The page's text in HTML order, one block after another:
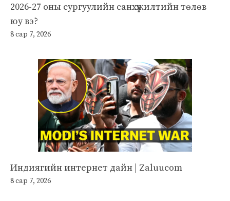
2026-27 оны сургуулийн санхүүжилтийн төлөв
юу вэ?
8 сар 7, 2026
Индиягийн интернет дайн | Zaluucom
8 сар 7, 2026